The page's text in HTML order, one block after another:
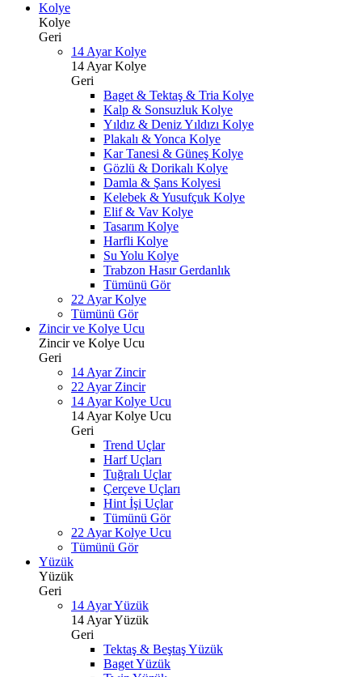
Kolye
Kolye
Geri
14 Ayar Kolye
14 Ayar Kolye
Geri
Baget & Tektaş & Tria Kolye
Kalp & Sonsuzluk Kolye
Yıldız & Deniz Yıldızı Kolye
Plakalı & Yonca Kolye
Kar Tanesi & Güneş Kolye
Gözlü & Dorikalı Kolye
Damla & Şans Kolyesi
Kelebek & Yusufçuk Kolye
Elif & Vav Kolye
Tasarım Kolye
Harfli Kolye
Su Yolu Kolye
Trabzon Hasır Gerdanlık
Tümünü Gör
22 Ayar Kolye
Tümünü Gör
Zincir ve Kolye Ucu
Zincir ve Kolye Ucu
Geri
14 Ayar Zincir
22 Ayar Zincir
14 Ayar Kolye Ucu
14 Ayar Kolye Ucu
Geri
Trend Uçlar
Harf Uçları
Tuğralı Uçlar
Çerçeve Uçları
Hint İşi Uçlar
Tümünü Gör
22 Ayar Kolye Ucu
Tümünü Gör
Yüzük
Yüzük
Geri
14 Ayar Yüzük
14 Ayar Yüzük
Geri
Tektaş & Beştaş Yüzük
Baget Yüzük